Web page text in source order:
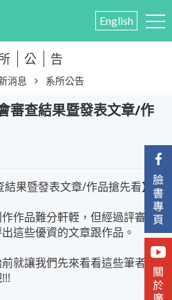
English
公 告
消息 系所公告
審查結果暨發表文章/作
果暨發表文章/作品搶先看】
作品難分軒輊，但經過評審委
這些優資的文章跟作品。
就讓我們先來看看這些筆者/作